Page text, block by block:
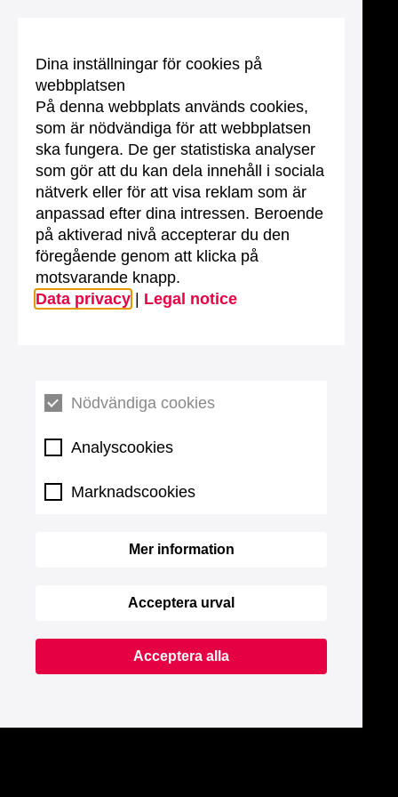
Dina inställningar för cookies på
webbplatsen
På denna webbplats används cookies,
som är nödvändiga för att webbplatsen
ska fungera. De ger statistiska analyser
som gör att du kan dela innehåll i sociala
nätverk eller för att visa reklam som är
anpassad efter dina intressen. Beroende
på aktiverad nivå accepterar du den
föregående genom att klicka på
motsvarande knapp.
Data privacy
Legal notice
Nödvändiga cookies
Analyscookies
Marknadscookies
Mer information
Acceptera urval
Acceptera alla